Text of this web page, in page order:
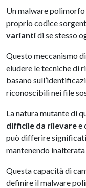
Un malware
proprio codice
variantidi se stesso
Questo meccanismo
eludere le tecniche di
basano
riconoscibili nei file
La natura mutante di
difficile da rilevaree
può differire
mantenendo
Questa capacità di
definire il malware